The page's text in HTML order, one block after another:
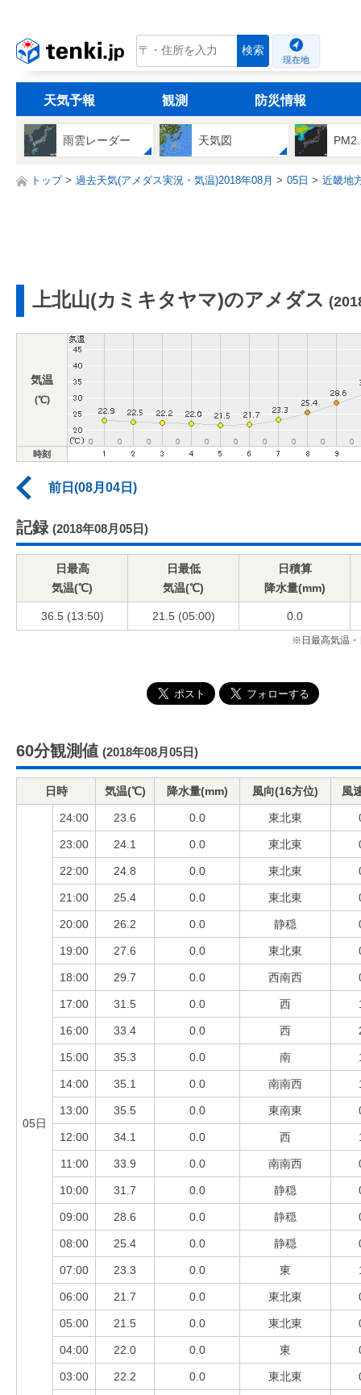
tenki.jp 検索
現在地
天気予報 観測 防災情報
雨雲レーダー 天気図
トップ 過去天気(アメダス実況・気温)2018年08月 05日 近畿地
上北山(カミキタヤマ)のアメダス
気温
(℃)
時刻
前日(08月04日)
記録 (2018年08月05日)
日最高
気温(℃)
日最低
気温(℃)
日積算
降水量(mm)
36.5 (13:50) 21.5 (05:00) 0.0
※日最高気温・
60分観測値 (2018年08月05日)
日時 気温(℃) 降水量(mm) 風向(16方位) 風
05日
24:00 23.6 0.0 東北東
23:00 24.1 0.0 東北東
22:00 24.8 0.0 東北東
21:00 25.4 0.0 東北東
20:00 26.2 0.0 静穏
19:00 27.6 0.0 東北東
18:00 29.7 0.0 西南西
17:00 31.5 0.0 西
16:00 33.4 0.0 西
15:00 35.3 0.0 南
14:00 35.1 0.0 南南西
13:00 35.5 0.0 東南東
12:00 34.1 0.0 西
11:00 33.9 0.0 南南西
10:00 31.7 0.0 静穏
09:00 28.6 0.0 静穏
08:00 25.4 0.0 静穏
07:00 23.3 0.0 東
06:00 21.7 0.0 東北東
05:00 21.5 0.0 東北東
04:00 22.0 0.0 東
03:00 22.2 0.0 東北東